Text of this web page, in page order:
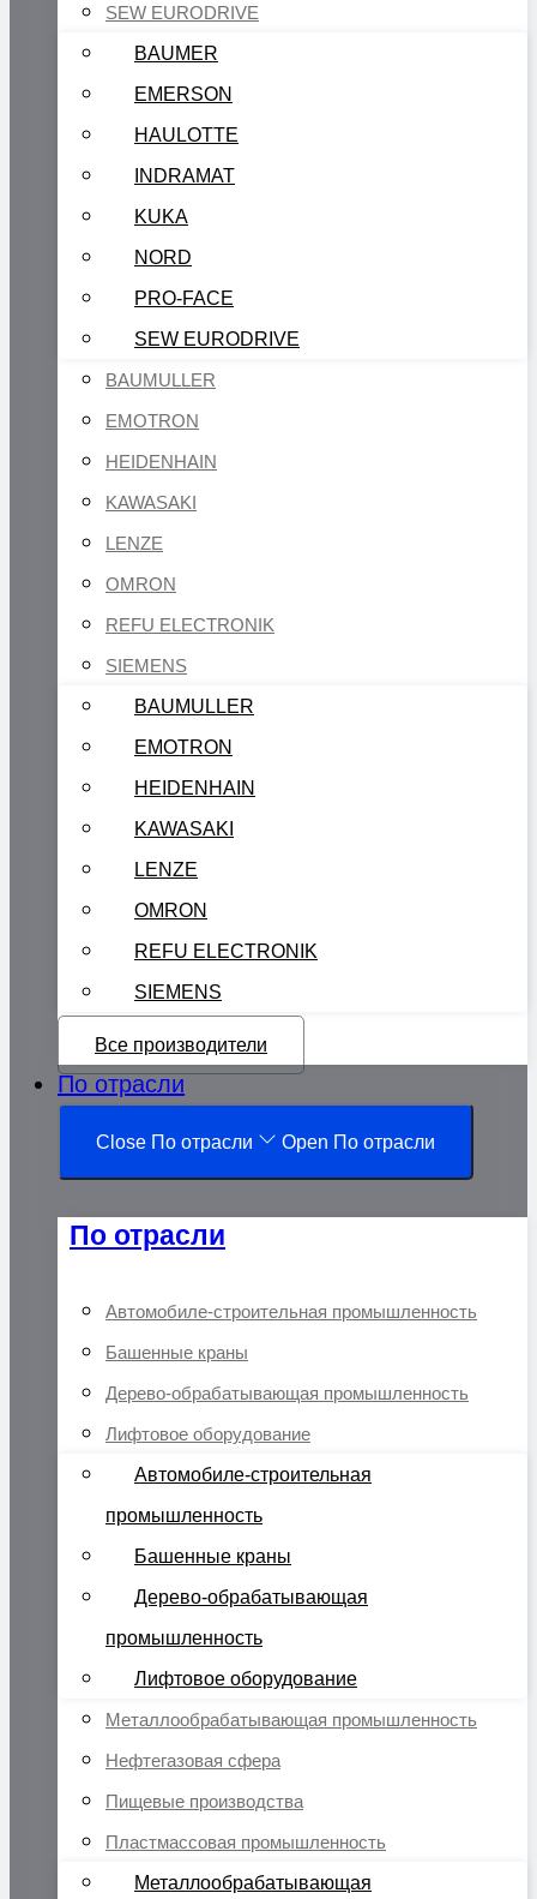
SEW EURODRIVE
BAUMER
EMERSON
HAULOTTE
INDRAMAT
KUKA
NORD
PRO-FACE
SEW EURODRIVE
BAUMULLER
EMOTRON
HEIDENHAIN
KAWASAKI
LENZE
OMRON
REFU ELECTRONIK
SIEMENS
BAUMULLER
EMOTRON
HEIDENHAIN
KAWASAKI
LENZE
OMRON
REFU ELECTRONIK
SIEMENS
Все производители
По отрасли
Close По отрасли Open По отрасли
По отрасли
Автомобиле-строительная промышленность
Башенные краны
Дерево-обрабатывающая промышленность
Лифтовое оборудование
Автомобиле-строительная
промышленность
Башенные краны
Дерево-обрабатывающая
промышленность
Лифтовое оборудование
Металлообрабатывающая промышленность
Нефтегазовая сфера
Пищевые производства
Пластмассовая промышленность
Металлообрабатывающая